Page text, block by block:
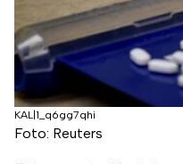
KAL|1_q6gg7qhi
Foto: Reuters